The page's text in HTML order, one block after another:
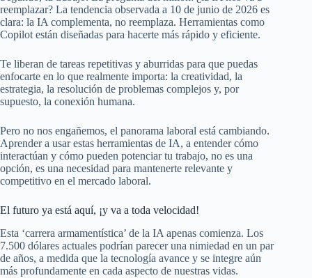
reemplazar? La tendencia observada a 10 de junio de 2026 es
clara: la IA complementa, no reemplaza. Herramientas como
Copilot están diseñadas para hacerte más rápido y eficiente.
Te liberan de tareas repetitivas y aburridas para que puedas
enfocarte en lo que realmente importa: la creatividad, la
estrategia, la resolución de problemas complejos y, por
supuesto, la conexión humana.
Pero no nos engañemos, el panorama laboral está cambiando.
Aprender a usar estas herramientas de IA, a entender cómo
interactúan y cómo pueden potenciar tu trabajo, no es una
opción, es una necesidad para mantenerte relevante y
competitivo en el mercado laboral.
El futuro ya está aquí, ¡y va a toda velocidad!
Esta ‘carrera armamentística’ de la IA apenas comienza. Los
7.500 dólares actuales podrían parecer una nimiedad en un par
de años, a medida que la tecnología avance y se integre aún
más profundamente en cada aspecto de nuestras vidas.